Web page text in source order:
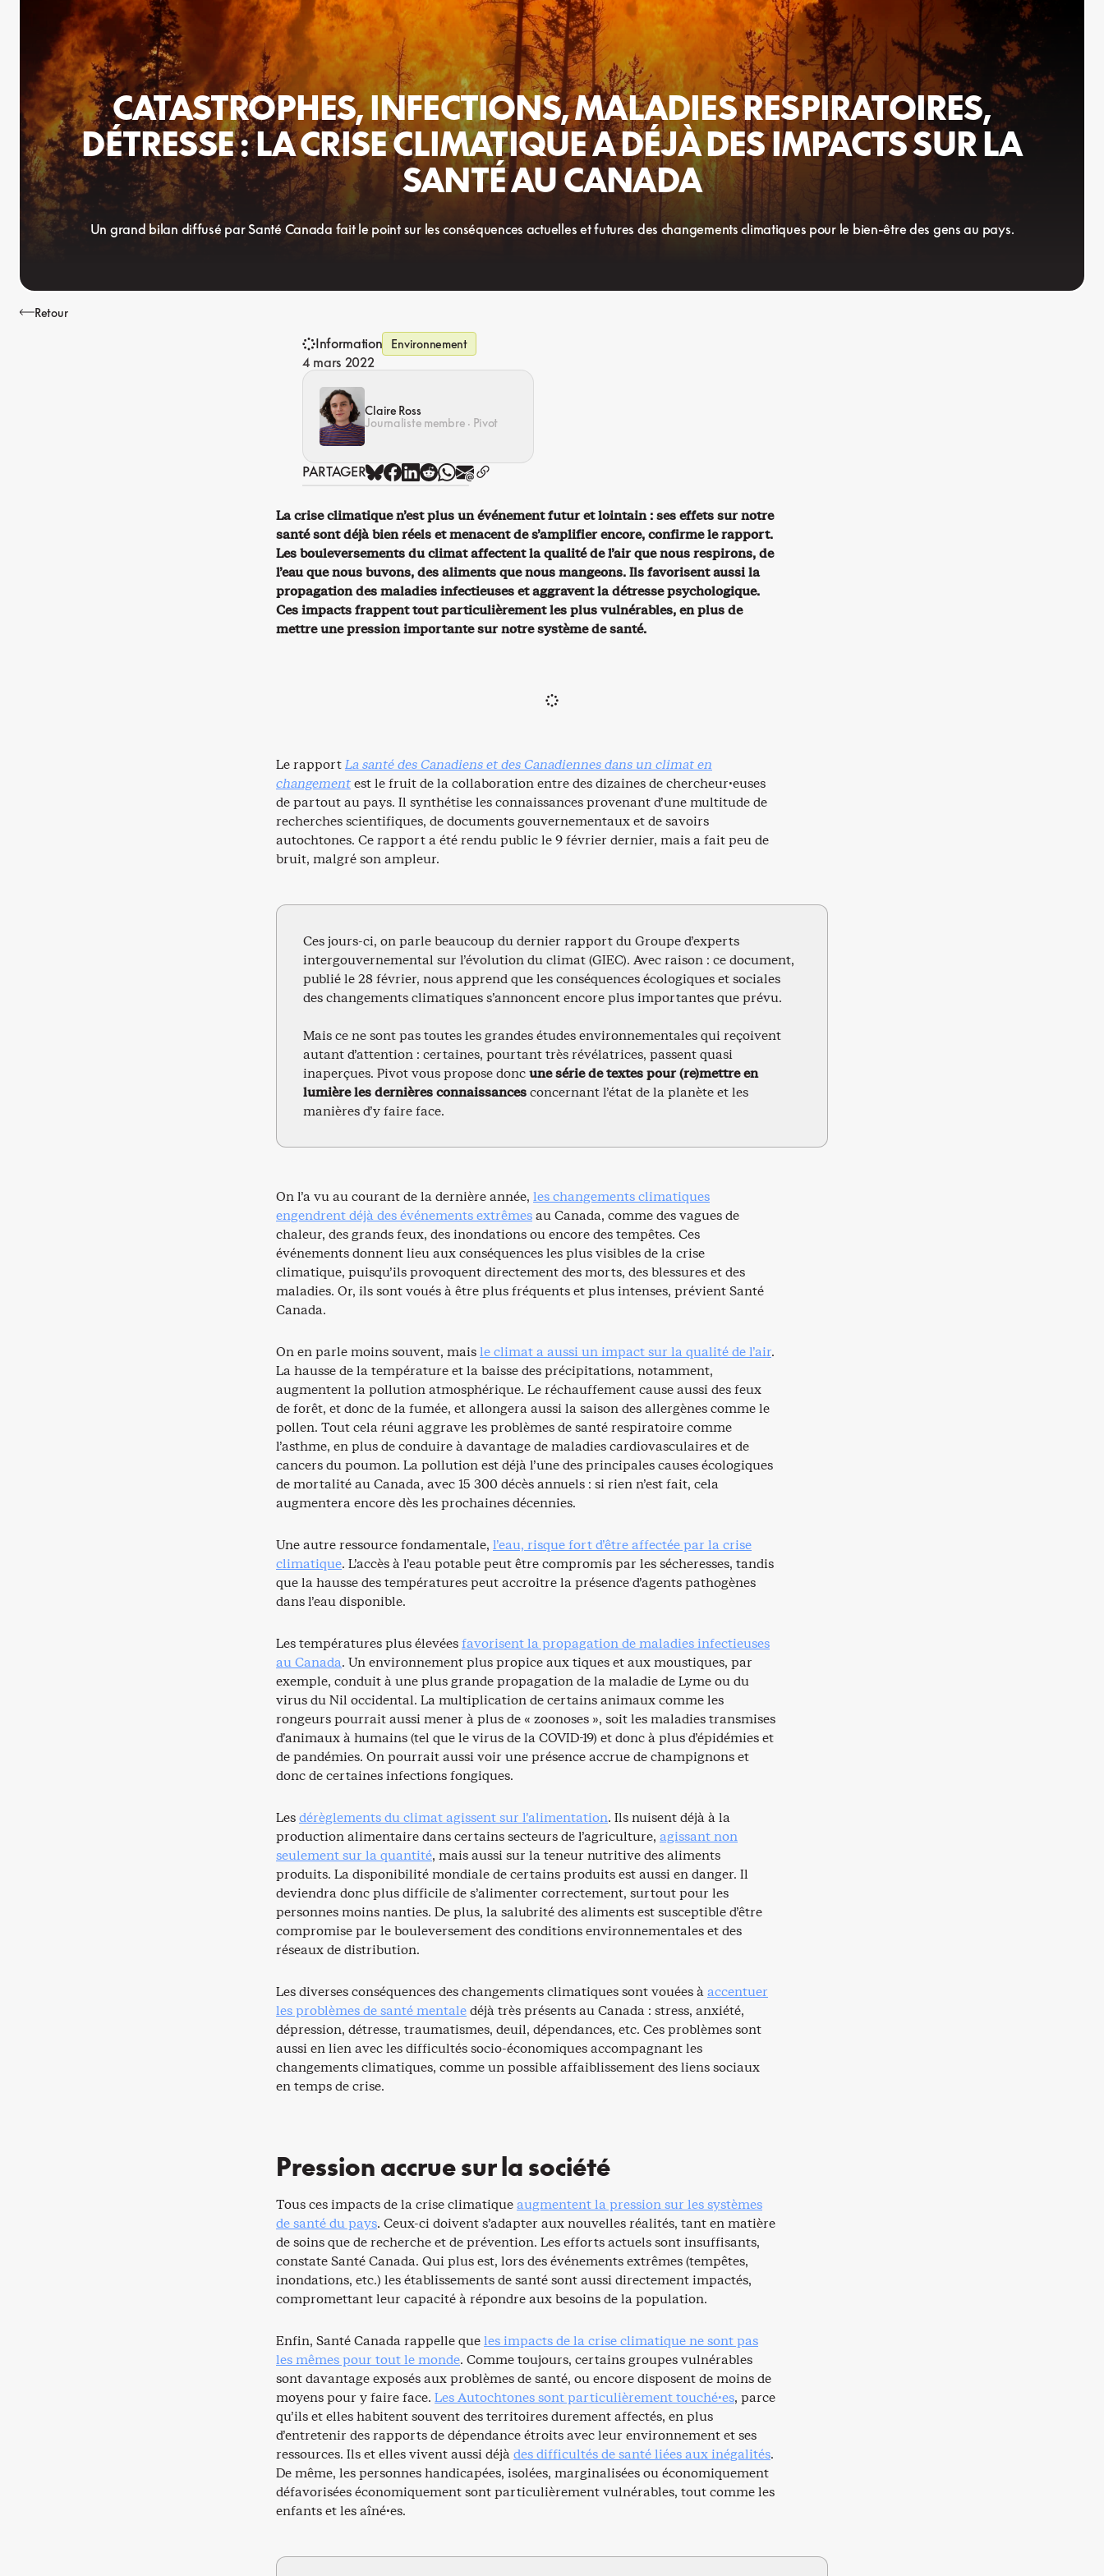
CATASTROPHES, INFECTIONS, MALADIES RESPIRATOIRES,
DÉTRESSE : LA CRISE CLIMATIQUE A DÉJÀ DES IMPACTS SUR LA
SANTÉ AU CANADA
Un grand bilan diffusé par Santé Canada fait le point sur les conséquences actuelles et futures des changements climatiques pour le bien-être des gens au pays.
Retour
Information Environnement
4 mars 2022
Claire Ross
Journaliste membre · Pivot
PARTAGER
La crise climatique n’est plus un événement futur et lointain : ses effets sur notre
santé sont déjà bien réels et menacent de s’amplifier encore, confirme le rapport.
Les bouleversements du climat affectent la qualité de l’air que nous respirons, de
l’eau que nous buvons, des aliments que nous mangeons. Ils favorisent aussi la
propagation des maladies infectieuses et aggravent la détresse psychologique.
Ces impacts frappent tout particulièrement les plus vulnérables, en plus de
mettre une pression importante sur notre système de santé.
Le rapportLa santé des Canadiens et des Canadiennes dans un climat en
changementest le fruit de la collaboration entre des dizaines de chercheur·euses
de partout au pays. Il synthétise les connaissances provenant d’une multitude de
recherches scientifiques, de documents gouvernementaux et de savoirs
autochtones. Ce rapport a été rendu public le 9 février dernier, mais a fait peu de
bruit, malgré son ampleur.
Ces jours-ci, on parle beaucoup du dernier rapport du Groupe d’experts
intergouvernemental sur l’évolution du climat (GIEC). Avec raison : ce document,
publié le 28 février, nous apprend que les conséquences écologiques et sociales
des changements climatiques s’annoncent encore plus importantes que prévu.
Mais ce ne sont pas toutes les grandes études environnementales qui reçoivent
autant d’attention : certaines, pourtant très révélatrices, passent quasi
inaperçues. Pivot vous propose doncune série de textes pour (re)mettre en
lumière les dernières connaissancesconcernant l’état de la planète et les
manières d’y faire face.
On l’a vu au courant de la dernière année, les changements climatiques
engendrent déjà des événements extrêmesau Canada, comme des vagues de
chaleur, des grands feux, des inondations ou encore des tempêtes. Ces
événements donnent lieu aux conséquences les plus visibles de la crise
climatique, puisqu’ils provoquent directement des morts, des blessures et des
maladies. Or, ils sont voués à être plus fréquents et plus intenses, prévient Santé
Canada.
On en parle moins souvent, maisle climat a aussi un impact sur la qualité de l’air.
La hausse de la température et la baisse des précipitations, notamment,
augmentent la pollution atmosphérique. Le réchauffement cause aussi des feux
de forêt, et donc de la fumée, et allongera aussi la saison des allergènes comme le
pollen. Tout cela réuni aggrave les problèmes de santé respiratoire comme
l’asthme, en plus de conduire à davantage de maladies cardiovasculaires et de
cancers du poumon. La pollution est déjà l’une des principales causes écologiques
de mortalité au Canada, avec 15 300 décès annuels : si rien n’est fait, cela
augmentera encore dès les prochaines décennies.
Une autre ressource fondamentale, l’eau, risque fort d’être affectée par la crise
climatique. L’accès à l’eau potable peut être compromis par les sécheresses, tandis
que la hausse des températures peut accroitre la présence d’agents pathogènes
dans l’eau disponible.
Les températures plus élevéesfavorisent la propagation de maladies infectieuses
au Canada. Un environnement plus propice aux tiques et aux moustiques, par
exemple, conduit à une plus grande propagation de la maladie de Lyme ou du
virus du Nil occidental. La multiplication de certains animaux comme les
rongeurs pourrait aussi mener à plus de « zoonoses », soit les maladies transmises
d’animaux à humains (tel que le virus de la COVID-19) et donc à plus d’épidémies et
de pandémies. On pourrait aussi voir une présence accrue de champignons et
donc de certaines infections fongiques.
Lesdérèglements du climat agissent sur l’alimentation. Ils nuisent déjà à la
production alimentaire dans certains secteurs de l’agriculture, agissant non
seulement sur la quantité, mais aussi sur la teneur nutritive des aliments
produits. La disponibilité mondiale de certains produits est aussi en danger. Il
deviendra donc plus difficile de s’alimenter correctement, surtout pour les
personnes moins nanties. De plus, la salubrité des aliments est susceptible d’être
compromise par le bouleversement des conditions environnementales et des
réseaux de distribution.
Les diverses conséquences des changements climatiques sont vouées àaccentuer
les problèmes de santé mentaledéjà très présents au Canada : stress, anxiété,
dépression, détresse, traumatismes, deuil, dépendances, etc. Ces problèmes sont
aussi en lien avec les difficultés socio-économiques accompagnant les
changements climatiques, comme un possible affaiblissement des liens sociaux
en temps de crise.
Pression accrue sur la société
Tous ces impacts de la crise climatiqueaugmentent la pression sur les systèmes
de santé du pays. Ceux-ci doivent s’adapter aux nouvelles réalités, tant en matière
de soins que de recherche et de prévention. Les efforts actuels sont insuffisants,
constate Santé Canada. Qui plus est, lors des événements extrêmes (tempêtes,
inondations, etc.) les établissements de santé sont aussi directement impactés,
compromettant leur capacité à répondre aux besoins de la population.
Enfin, Santé Canada rappelle queles impacts de la crise climatique ne sont pas
les mêmes pour tout le monde. Comme toujours, certains groupes vulnérables
sont davantage exposés aux problèmes de santé, ou encore disposent de moins de
moyens pour y faire face. Les Autochtones sont particulièrement touché·es, parce
qu’ils et elles habitent souvent des territoires durement affectés, en plus
d’entretenir des rapports de dépendance étroits avec leur environnement et ses
ressources. Ils et elles vivent aussi déjàdes difficultés de santé liées aux inégalités.
De même, les personnes handicapées, isolées, marginalisées ou économiquement
défavorisées économiquement sont particulièrement vulnérables, tout comme les
enfants et les aîné·es.